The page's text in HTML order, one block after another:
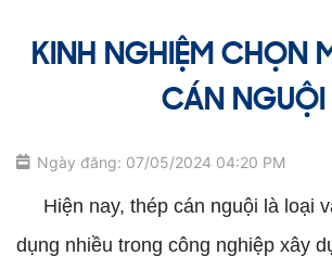
KINH NGHIỆM CHỌN
CÁN NGUỘI
Ngày đăng: 07/05/2024 04:20 PM
Hiện nay, thép cán nguội là loại
dụng nhiều trong công nghiệp xây